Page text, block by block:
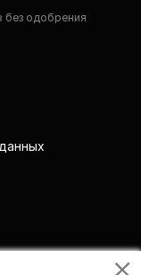
без одобрения